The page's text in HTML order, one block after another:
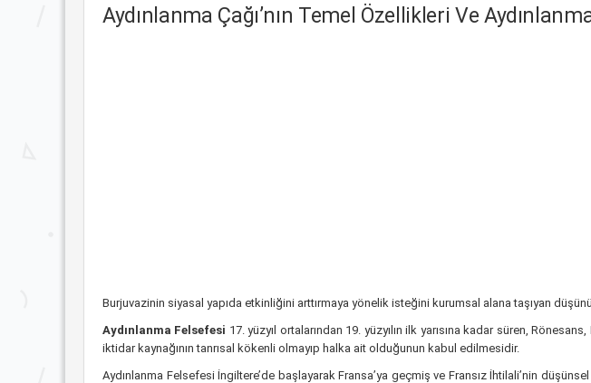
Aydınlanma Çağı’nın Temel Özellikleri Ve
Burjuvazinin siyasal yapıda etkinliğini arttırmaya yönelik isteğini kurumsal alana taşıyan
Aydınlanma Felsefesi 17. yüzyıl ortalarından 19. yüzyılın ilk yarısına kadar süren,
iktidar kaynağının tanrısal kökenli olmayıp halka ait olduğunun kabul edilmesidir.
Aydınlanma Felsefesi İngiltere’de başlayarak Fransa’ya geçmiş ve Fransız İhtilali’nin